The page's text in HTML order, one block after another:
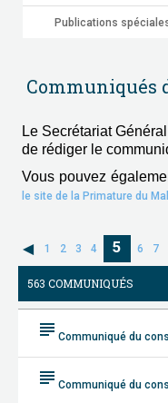
Publications
Communiqués
Le Secrétariat
de rédiger le
Vous pouvez
le site de la Primature du
1 2 3 4 5 6 7
563 COMMUNIQUÉS
subject Communiqué du
subject Communiqué du